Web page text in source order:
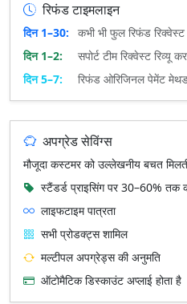
रिफंड टाइमलाइन
दिन 1–30:
कभी भी फुल रिफंड
दिन 1–2:
सपोर्ट टीम रिक्वेस्ट रिव्यू
दिन 5–7:
रिफंड ओरिजिनल पेमेंट
अपग्रेड सेविंग्स
मौजूदा कस्टमर को उल्लेखनीय बचत
स्टैंडर्ड प्राइसिंग पर 30–60% तक
लाइफटाइम पात्रता
सभी प्रोडक्ट्स शामिल
मल्टीपल अपग्रेड्स की अनुमति
ऑटोमैटिक डिस्काउंट अप्लाई होता है